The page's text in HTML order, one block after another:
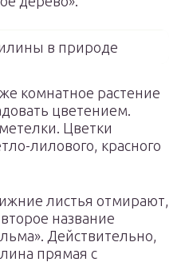
в природе
комнатное растение
цветением.
Цветки
лилового, красного
листья отмирают,
название
Действительно,
прямая с